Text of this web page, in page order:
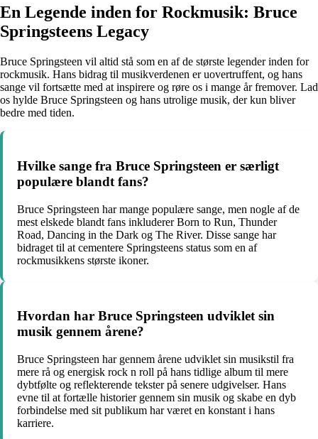
En Legende inden for Rockmusik: Bruce
Springsteens Legacy
Bruce Springsteen vil altid stå som en af de største legender inden for
rockmusik. Hans bidrag til musikverdenen er uovertruffent, og hans
sange vil fortsætte med at inspirere og røre os i mange år fremover. Lad
os hylde Bruce Springsteen og hans utrolige musik, der kun bliver
bedre med tiden.
Hvilke sange fra Bruce Springsteen er særligt
populære blandt fans?
Bruce Springsteen har mange populære sange, men nogle af de
mest elskede blandt fans inkluderer Born to Run, Thunder
Road, Dancing in the Dark og The River. Disse sange har
bidraget til at cementere Springsteens status som en af
rockmusikkens største ikoner.
Hvordan har Bruce Springsteen udviklet sin
musik gennem årene?
Bruce Springsteen har gennem årene udviklet sin musikstil fra
mere rå og energisk rock n roll på hans tidlige album til mere
dybtfølte og reflekterende tekster på senere udgivelser. Hans
evne til at fortælle historier gennem sin musik og skabe en dyb
forbindelse med sit publikum har været en konstant i hans
karriere.